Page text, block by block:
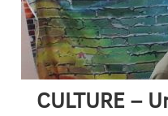
CULTURE –